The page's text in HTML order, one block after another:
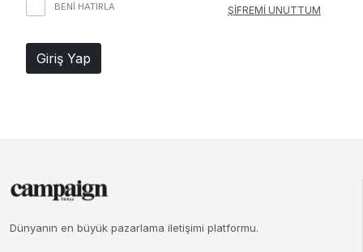
BENI HATIRLA ŞİFREMİ UNUTTUM
Giriş Yap
Dünyanın en büyük pazarlama iletişimi platformu.